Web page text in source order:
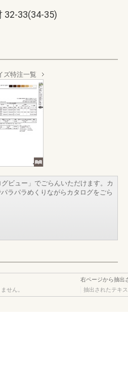
32-33(34-35)
特注一覧
ビュー」でごらんいただけます。カ
ラパラめくりながらカタログをごら
せん。
右ページから抽出
抽出されたテキ